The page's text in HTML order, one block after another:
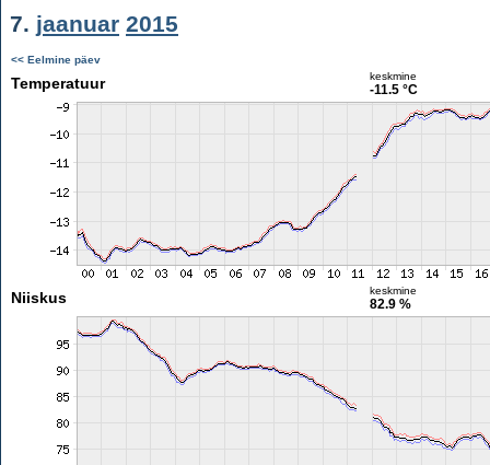
7. jaanuar 2015
<< Eelmine päev
Temperatuur keskmine
-11.5 °C
Niiskus keskmine
82.9 %